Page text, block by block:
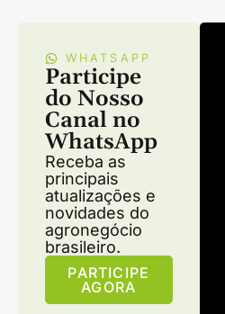
WHATSAPP
Participe
do Nosso
Canal no
WhatsApp
Receba as
principais
atualizações e
novidades do
agronegócio
brasileiro.
PARTICIPE
AGORA